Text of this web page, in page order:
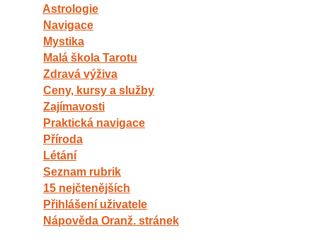
Astrologie
Navigace
Mystika
Malá škola Tarotu
Zdravá výživa
Ceny, kursy a služby
Zajímavosti
Praktická navigace
Příroda
Létání
Seznam rubrik
15 nejčtenějších
Přihlášení uživatele
Nápověda Oranž. stránek